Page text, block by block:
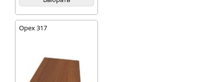
Орех 317